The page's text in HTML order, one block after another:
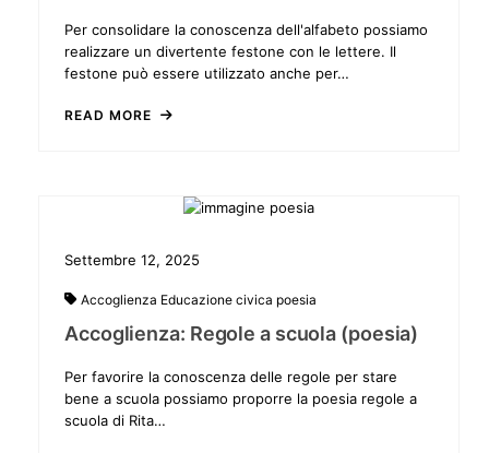
Per consolidare la conoscenza dell'alfabeto possiamo
realizzare un divertente festone con le lettere. Il
festone può essere utilizzato anche per…
READ MORE
Settembre 12, 2025
Accoglienza Educazione civica poesia
Accoglienza: Regole a scuola (poesia)
Per favorire la conoscenza delle regole per stare
bene a scuola possiamo proporre la poesia regole a
scuola di Rita…